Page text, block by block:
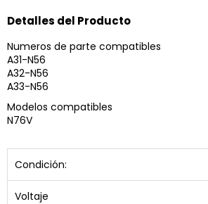
Detalles del Producto
Numeros de parte compatibles
A31-N56
A32-N56
A33-N56
Modelos compatibles
N76V
Condición:
Voltaje